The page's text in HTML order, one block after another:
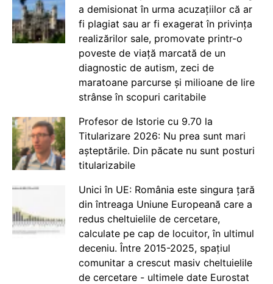
a demisionat în urma acuzațiilor că ar
fi plagiat sau ar fi exagerat în privința
realizărilor sale, promovate printr-o
poveste de viață marcată de un
diagnostic de autism, zeci de
maratoane parcurse și milioane de lire
strânse în scopuri caritabile
Profesor de Istorie cu 9.70 la
Titularizare 2026: Nu prea sunt mari
așteptările. Din păcate nu sunt posturi
titularizabile
Unici în UE: România este singura țară
din întreaga Uniune Europeană care a
redus cheltuielile de cercetare,
calculate pe cap de locuitor, în ultimul
deceniu. Între 2015-2025, spațiul
comunitar a crescut masiv cheltuielile
de cercetare - ultimele date Eurostat